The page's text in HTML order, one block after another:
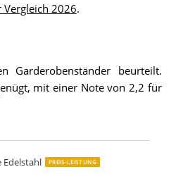
2026.
Garderobenständer beurteilt.
mit einer Note von 2,2 für
Edelstahl PREIS-LEISTUNG
Tree Schwarz
Cactus aus massivem Suar-Holz
Garderobenständer Massivholz
Edelstahloptik
Stahl weiß-anthrazit-Chrom
-Stahlrohr Edelstahloptik Schirmhalterung
Garderobe aus Metall in Weiß
aus Shiitake-Holz
Glasgow Stahlrohr satiniert 170 cm hoch
Detroit Stahlrohr satiniert 170 cm hoch
hängende Dekoration Wohnzimmer
Holz
London